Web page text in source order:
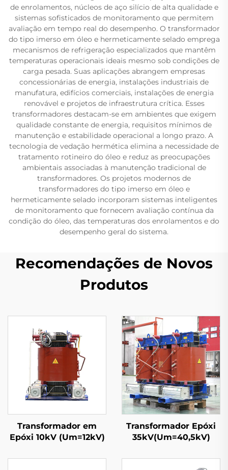
de enrolamentos, núcleos de aço silício de alta qualidade e
sistemas sofisticados de monitoramento que permitem
avaliação em tempo real do desempenho. O transformador
do tipo imerso em óleo e hermeticamente selado emprega
mecanismos de refrigeração especializados que mantêm
temperaturas operacionais ideais mesmo sob condições de
carga pesada. Suas aplicações abrangem empresas
concessionárias de energia, instalações industriais de
manufatura, edifícios comerciais, instalações de energia
renovável e projetos de infraestrutura crítica. Esses
transformadores destacam-se em ambientes que exigem
qualidade constante de energia, requisitos mínimos de
manutenção e estabilidade operacional a longo prazo. A
tecnologia de vedação hermética elimina a necessidade de
tratamento rotineiro do óleo e reduz as preocupações
ambientais associadas à manutenção tradicional de
transformadores. Os projetos modernos de
transformadores do tipo imerso em óleo e
hermeticamente selado incorporam sistemas inteligentes
de monitoramento que fornecem avaliação contínua da
condição do óleo, das temperaturas dos enrolamentos e do
desempenho geral do sistema.
Recomendações de Novos
Produtos
Transformador em
Epóxi 10kV (Um=12kV)
Transformador Epóxi
35kV(Um=40,5kV)